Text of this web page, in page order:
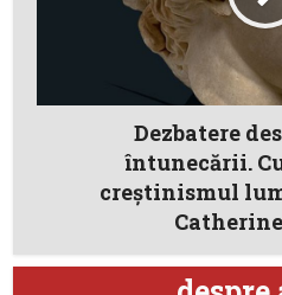
Dezbatere
întunecării.
creștinismul